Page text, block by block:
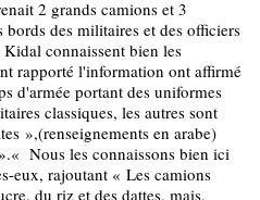
2 grands camions et 3
des militaires et des officiers
connaissent bien les
rapporté l'information ont affirmé
d'armée portant des uniformes
classiques, les autres sont
»,(renseignements en arabe)
.« Nous les connaissons bien ici
eux, rajoutant « Les camions
du riz et des dattes, mais,